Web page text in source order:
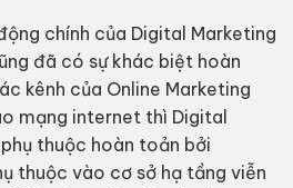
chính của Digital Marketing
đã có sự khác biệt hoàn
kênh của Online Marketing
mạng internet thì Digital
thuộc hoàn toản bởi
thuộc vào cơ sở hạ tầng viễn